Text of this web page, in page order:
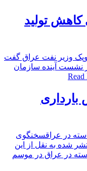
کاهش تولید
وزیر نفت عراق گفت
نشست آینده سازمان
Read
بارداری
در عراقسخنگوی
شده به نقل از این
در عراق در موسم